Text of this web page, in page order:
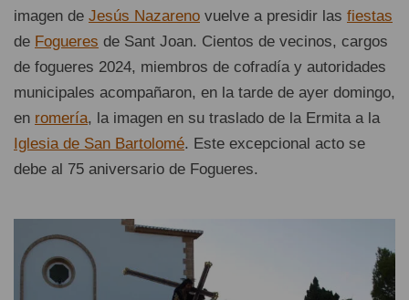
imagen de Jesús Nazareno vuelve a presidir las fiestas
de Fogueres de Sant Joan. Cientos de vecinos, cargos
de fogueres 2024, miembros de cofradía y autoridades
municipales acompañaron, en la tarde de ayer domingo,
en romería, la imagen en su traslado de la Ermita a la
Iglesia de San Bartolomé. Este excepcional acto se
debe al 75 aniversario de Fogueres.